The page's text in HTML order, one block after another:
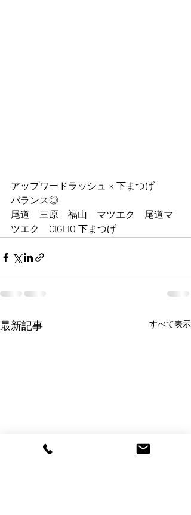
アップワードラッシュ × 下まつげ
バランス◎
尾道　三原　福山　マツエク　尾道マ
ツエク　CIGLIO 下まつげ
最新記事 すべて表示